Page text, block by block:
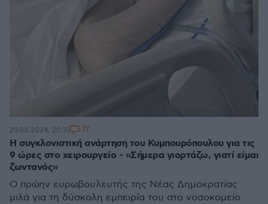
Η συγκλονιστική ανάρτηση του Κυμπουρόπουλου για τις
9 ώρες στο χειρουργείο - «Σήμερα γιορτάζω, γιατί είμαι
ζωντανός»
Ο πρώην ευρωβουλευτής της Νέας Δημοκρατίας
μιλά για τη δύσκολη εμπειρία του στο νοσοκομείο
29.08.2024, 20:31 77